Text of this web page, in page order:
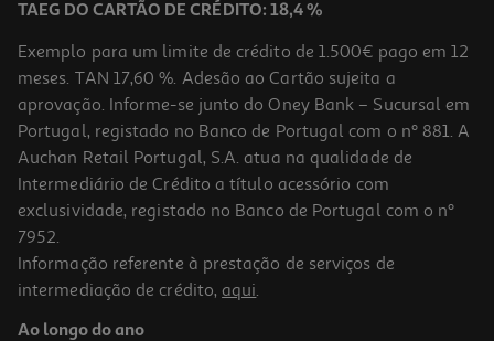
Forma Ramekin Vidro Actuel Individual 9cm
1.99 €/un
TAEG DO CARTÃO DE CRÉDITO: 18,4 %
Exemplo para um limite de crédito de 1.500€ pago em 12
meses. TAN 17,60 %. Adesão ao Cartão sujeita a
aprovação. Informe-se junto do Oney Bank – Sucursal em
Portugal, registado no Banco de Portugal com o nº 881. A
Auchan Retail Portugal, S.A. atua na qualidade de
Intermediário de Crédito a título acessório com
exclusividade, registado no Banco de Portugal com o nº
7952.
Informação referente à prestação de serviços de
intermediação de crédito, aqui.
Ao longo do ano